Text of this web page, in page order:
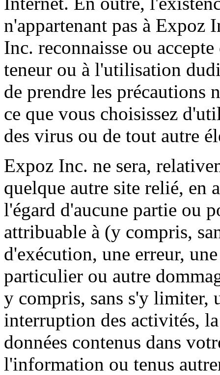
n'appartenant pas à Expoz
Inc. reconnaisse ou
teneur ou à l'utilisation
de prendre les précautions
ce que vous choisissez
des virus ou de tout autre
Expoz Inc. ne sera,
quelque autre site relié, en
l'égard d'aucune partie ou
attribuable à (y compris,
d'exécution, une erreur,
particulier ou autre
y compris, sans s'y limiter,
interruption des activités,
données contenus dans
l'information ou tenus